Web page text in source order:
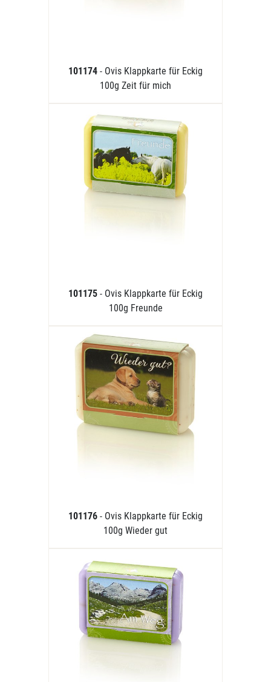
101174 - Ovis Klappkarte für Eckig
100g Zeit für mich
101175 - Ovis Klappkarte für Eckig
100g Freunde
101176 - Ovis Klappkarte für Eckig
100g Wieder gut